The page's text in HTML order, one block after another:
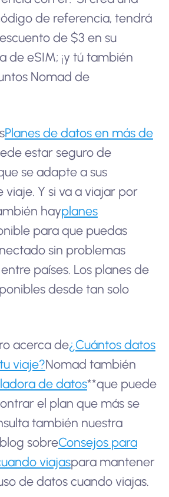
de referencia, tendrá
de $3 en su
de eSIM; ¡y tú también
Nomad de
Planes de datos en más de
estar seguro de
se adapte a sus
viaje. Y si va a viajar por
hayplanes
para que puedas
sin problemas
países. Los planes de
desde tan solo
acerca de¿Cuántos datos
viaje?Nomad también
de datos**que puede
el plan que más se
también nuestra
sobreConsejos para
viajaspara mantener
de datos cuando viajas.